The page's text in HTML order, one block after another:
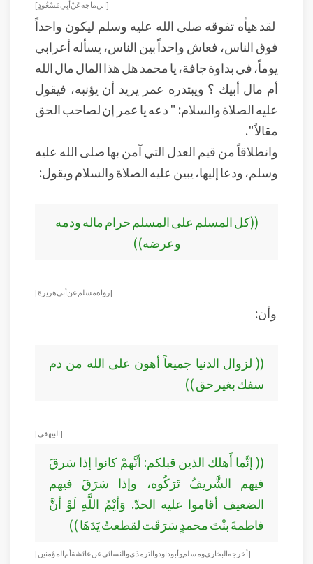
[ ابن ماجه عَنْ أَبِي مَسْعُودٍ]
لقد هيأه تفوقه صلى الله عليه وسلم ليكون واحداً
فوق الناس، فعاش واحداً بين الناس، يسأله أعرابي
يوماً، في بداوة جافة، يا محمد هل هذا المال مال الله
أم مال أبيك ؟ ويبتدره عمر يريد أن يؤنبه، فيقول
عليه الصلاة والسلام: " دعه يا عمر إن لصاحب الحق
مقالاً ".
وانطلاقاً من قيم العدل التي آمن بها صلى الله عليه
وسلم، ودعا إليها، يبين عليه الصلاة والسلام ويقول:
((كل المسلم على المسلم حرام ماله ودمه
وعرضه))
[ رواه مسلم عن أبي هريرة ]
وأن:
(( لزوال الدنيا جميعاً أهون على الله من دم
سفك بغير حق ))
[ البيهقي ]
(( إنَّما أَهلك الذين قبلكم: أنَّهمْ كانوا إذا سَرقَ
فيهم الشَّريفُ تَرَكُوه، وإذا سَرَقَ فيهم
الضعيف أقاموا عليه الحدّ. وَأيْمُ اللَّهِ لَوْ أنَّ
فاطمةَ بنْتَ محمدٍ سَرَقَت لقطعتُ يَدَهَا ))
[أخرجه البخاري ومسلم وأبو داود والترمذي والنسائي عن عائشة أم المؤمنين ]